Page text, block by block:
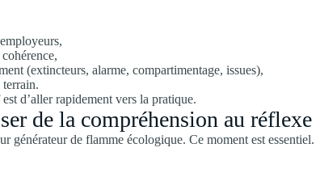
(extincteurs, alarme, compartimentage, issues),
terrain.
d’aller rapidement vers la pratique.
de la compréhension au réflexe
générateur de flamme écologique. Ce moment est essentiel.